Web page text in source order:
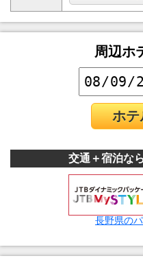
周辺ホ
ホテ
交通＋宿泊な
長野県の